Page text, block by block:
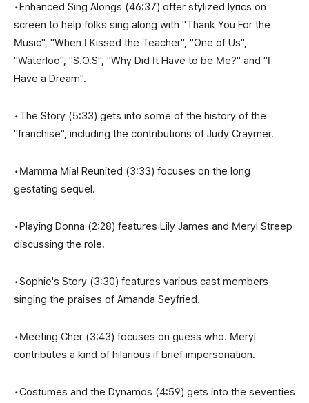
•Enhanced Sing Alongs (46:37) offer stylized lyrics on
screen to help folks sing along with "Thank You For the
Music", "When I Kissed the Teacher", "One of Us",
"Waterloo", "S.O.S", "Why Did It Have to be Me?" and "I
Have a Dream".
•The Story (5:33) gets into some of the history of the
"franchise", including the contributions of Judy Craymer.
•Mamma Mia! Reunited (3:33) focuses on the long
gestating sequel.
•Playing Donna (2:28) features Lily James and Meryl Streep
discussing the role.
•Sophie's Story (3:30) features various cast members
singing the praises of Amanda Seyfried.
•Meeting Cher (3:43) focuses on guess who. Meryl
contributes a kind of hilarious if brief impersonation.
•Costumes and the Dynamos (4:59) gets into the seventies